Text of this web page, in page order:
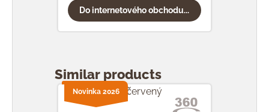
Do internetového obchodu...
Similar products
Novinka 2026